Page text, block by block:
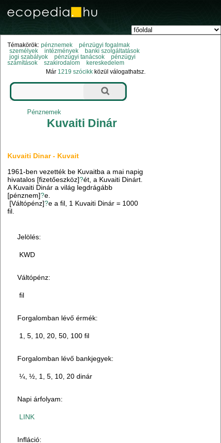
Témakörök: pénznemek
pénzügyi fogalmak
személyek
intézmények
banki szolgáltatások
jogi szabályok
pénzügyi tanácsok
pénzügyi
számítások
szakirodalom
kereskedelem
Már 1219 szócikk közül válogathatsz.
Pénznemek
Kuvaiti Dinár
Kuvaiti Dinar - Kuvait
1961-ben vezették be Kuvaitba a mai napig
hivatalos [fizetőeszköz]?ét, a Kuvaiti Dinárt.
A Kuvaiti Dinár a világ legdrágább
[pénznem]?e.
[Váltópénz]?e a fil, 1 Kuvaiti Dinár = 1000
fil.
Jelölés:
KWD
Váltópénz:
fil
Forgalomban lévő érmék:
1, 5, 10, 20, 50, 100 fil
Forgalomban lévő bankjegyek:
¼, ½, 1, 5, 10, 20 dinár
Napi árfolyam:
LINK
Infláció: